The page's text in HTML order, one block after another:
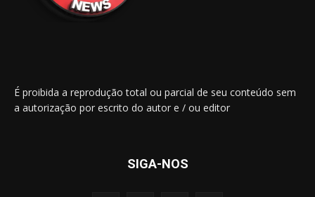
É proibida a reprodução total ou parcial de seu conteúdo sem
a autorização por escrito do autor e / ou editor
SIGA-NOS